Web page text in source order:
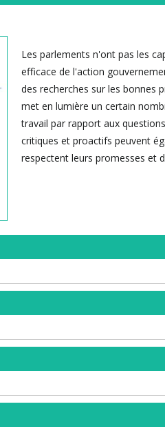
Les parlements n'ont pas les
efficace de l'action
des recherches sur les bonnes
met en lumière un certain
travail par rapport aux
critiques et proactifs peuvent
respectent leurs promesses et